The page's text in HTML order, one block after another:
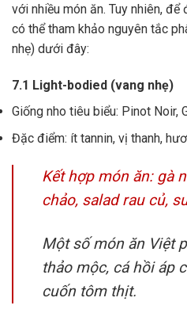
với nhiều món ăn. Tuy nhiên,
có thể tham khảo nguyên tắc
nhẹ) dưới đây:
7.1 Light-bodied (vang nhẹ)
Giống nho tiêu biểu: Pinot Noir,
Đặc điểm: ít tannin, vị thanh,
Kết hợp món ăn: gà
chảo, salad rau củ,
Một số món ăn Việt
thảo mộc, cá hồi áp
cuốn tôm thịt.